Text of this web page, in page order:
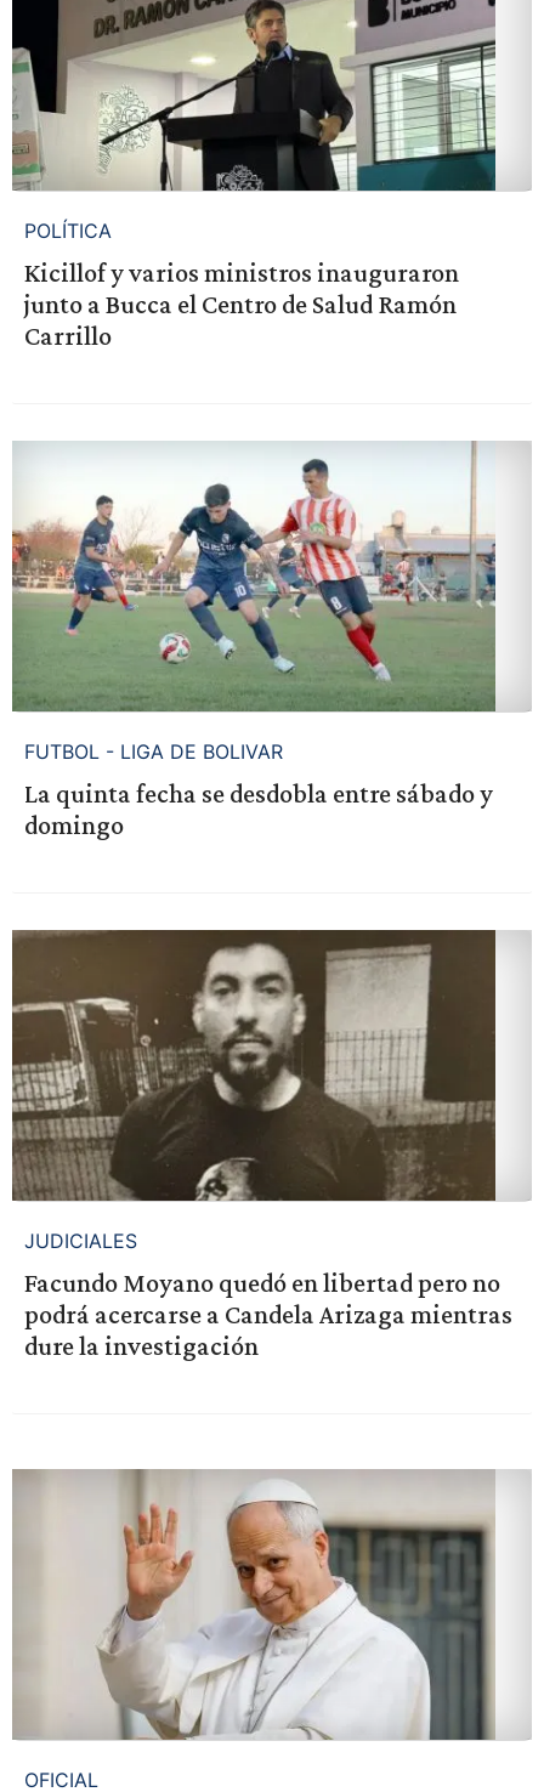
POLÍTICA
Kicillof y varios ministros inauguraron
junto a Bucca el Centro de Salud Ramón
Carrillo
FUTBOL - LIGA DE BOLIVAR
La quinta fecha se desdobla entre sábado y
domingo
JUDICIALES
Facundo Moyano quedó en libertad pero no
podrá acercarse a Candela Arizaga mientras
dure la investigación
OFICIAL